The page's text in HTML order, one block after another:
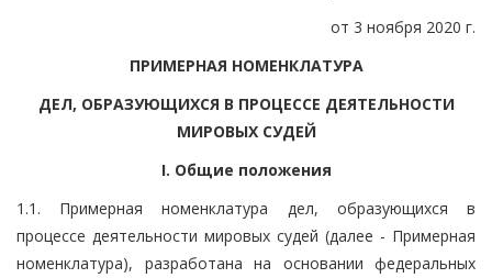
от 3 ноября 2020 г.
ПРИМЕРНАЯ НОМЕНКЛАТУРА
ДЕЛ, ОБРАЗУЮЩИХСЯ В ПРОЦЕССЕ ДЕЯТЕЛЬНОСТИ
МИРОВЫХ СУДЕЙ
I. Общие положения
1.1. Примерная номенклатура дел, образующихся в
процессе деятельности мировых судей (далее - Примерная
номенклатура), разработана на основании федеральных